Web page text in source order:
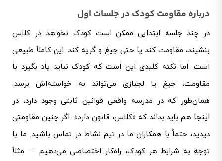
درباره مقاومت کودک در جلسات اول
در چند جلسه ابتدایی ممکن است کودک نخواهد در کلاس
بنشیند، مقاومت کند یا حتی جیغ و گریه کند. این کاملاً طبیعی
است. اما نکته کلیدی این است که کودک نباید یاد بگیرد با
مقاومت، جیغ یا لجبازی می‌تواند به خواسته‌اش برسد.
همان‌طور که در مدرسه واقعی قوانین ثابتی وجود دارد، در
اینجا هم باید بداند که «کلاس، قانون دارد». اگر چنین مقاومتی
دیدید، حتماً با همکاران ما در تیم نشاط در تماس باشید. ما با
توجه به شرایط هر کودک، راه‌کار اختصاصی می‌دهیم — مثلاً